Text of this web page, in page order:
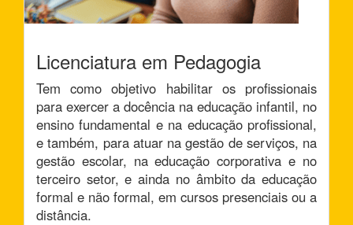
Licenciatura em Pedagogia
Tem como objetivo habilitar os profissionais
para exercer a docência na educação infantil, no
ensino fundamental e na educação profissional,
e também, para atuar na gestão de serviços, na
gestão escolar, na educação corporativa e no
terceiro setor, e ainda no âmbito da educação
formal e não formal, em cursos presenciais ou a
distância.